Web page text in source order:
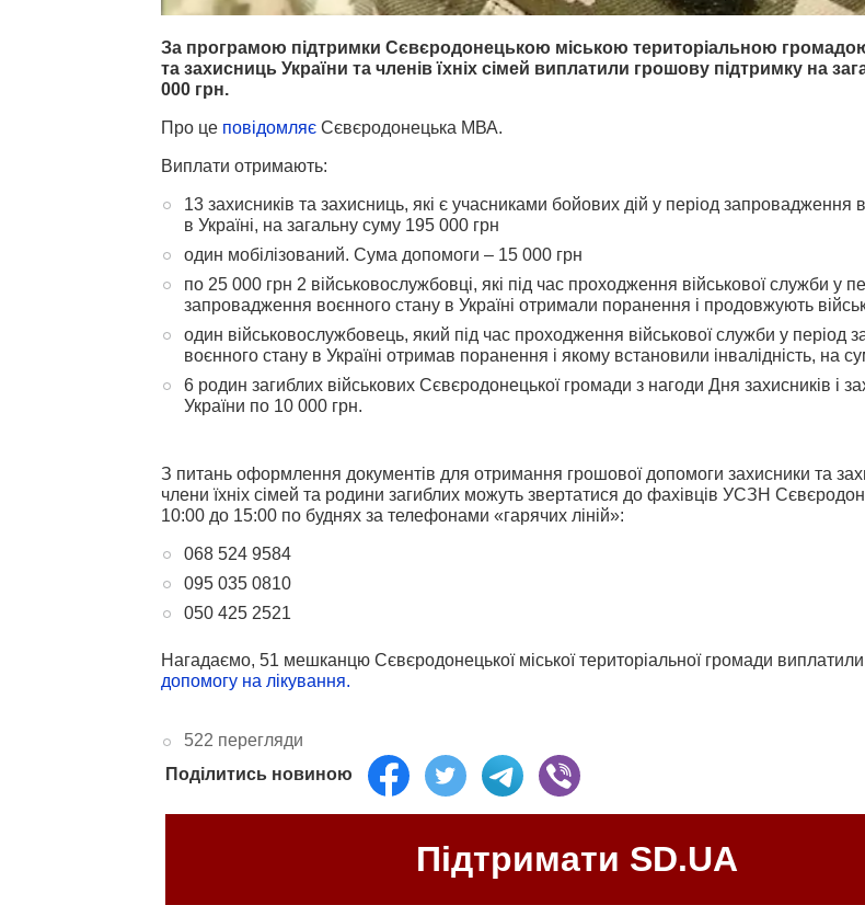
За програмою підтримки Сєвєродонецькою міською територіальною
та захисниць України та членів їхніх сімей виплатили грошову підтримку на
000 грн.
Про це повідомляє Сєвєродонецька МВА.
Виплати отримають:
13 захисників та захисниць, які є учасниками бойових дій у період запровадження
в Україні, на загальну суму 195 000 грн
один мобілізований. Сума допомоги – 15 000 грн
по 25 000 грн 2 військовослужбовці, які під час проходження військової служби у
запровадження воєнного стану в Україні отримали поранення і продовжують
один військовослужбовець, який під час проходження військової служби у період
воєнного стану в Україні отримав поранення і якому встановили інвалідність, на
6 родин загиблих військових Сєвєродонецької громади з нагоди Дня захисників і
України по 10 000 грн.
З питань оформлення документів для отримання грошової допомоги захисники та
члени їхніх сімей та родини загиблих можуть звертатися до фахівців УСЗН
10:00 до 15:00 по буднях за телефонами «гарячих ліній»:
068 524 9584
095 035 0810
050 425 2521
Нагадаємо, 51 мешканцю Сєвєродонецької міської територіальної громади виплатили
допомогу на лікування.
522 перегляди
Поділитись новиною
Підтримати SD.UA